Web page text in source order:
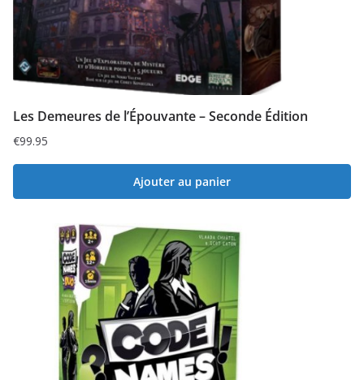
Les Demeures de l’Épouvante – Seconde Édition
€99.95
Ajouter au panier